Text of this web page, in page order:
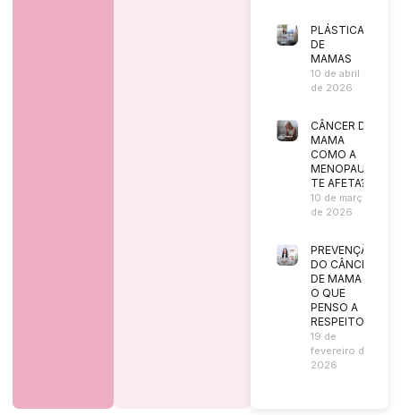
PLÁSTICA
DE
MAMAS
10 de abril
de 2026
CÂNCER DE
MAMA
COMO A
MENOPAUSA
TE AFETA?
10 de março
de 2026
PREVENÇÃO
DO CÂNCER
DE MAMA |
O QUE
PENSO A
RESPEITO?
19 de
fevereiro de
2026